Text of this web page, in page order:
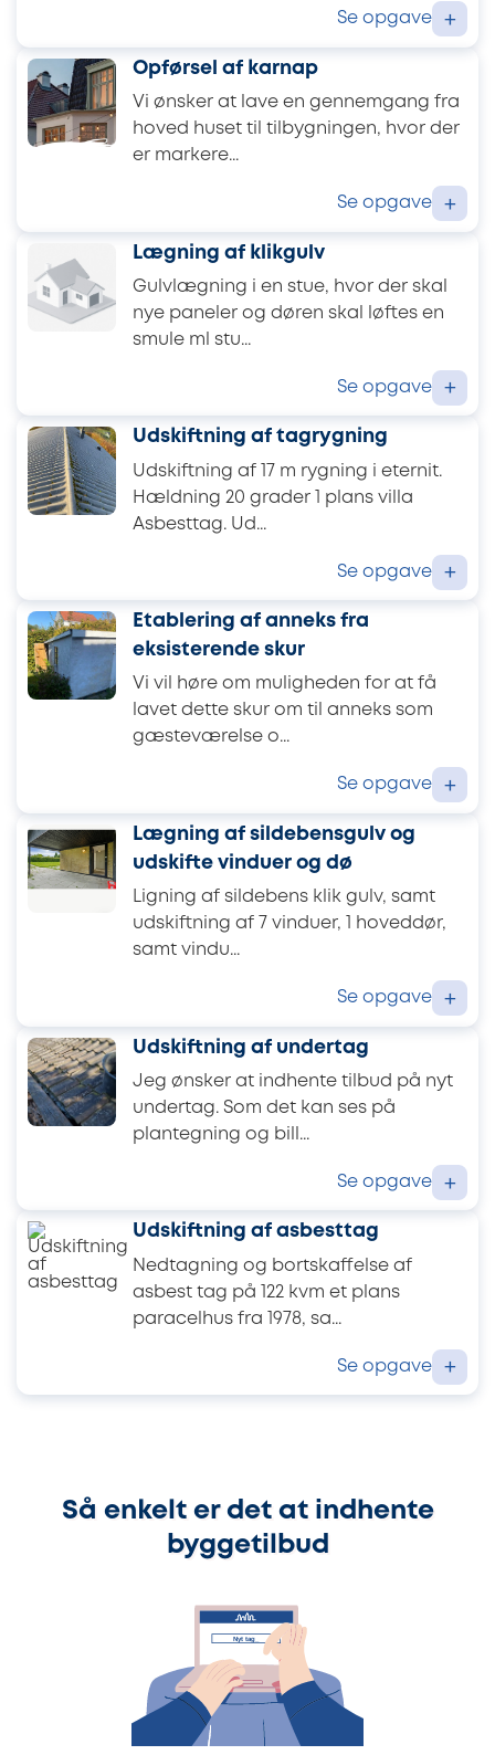
Se opgave +
Opførsel af karnap
Vi ønsker at lave en gennemgang fra
hoved huset til tilbygningen, hvor der
er markere...
Se opgave +
Lægning af klikgulv
Gulvlægning i en stue, hvor der skal
nye paneler og døren skal løftes en
smule ml stu...
Se opgave +
Udskiftning af tagrygning
Udskiftning af 17 m rygning i eternit.
Hældning 20 grader 1 plans villa
Asbesttag. Ud...
Se opgave +
Etablering af anneks fra
eksisterende skur
Vi vil høre om muligheden for at få
lavet dette skur om til anneks som
gæsteværelse o...
Se opgave +
Lægning af sildebensgulv og
udskifte vinduer og dø
Ligning af sildebens klik gulv, samt
udskiftning af 7 vinduer, 1 hoveddør,
samt vindu...
Se opgave +
Udskiftning af undertag
Jeg ønsker at indhente tilbud på nyt
undertag. Som det kan ses på
plantegning og bill...
Se opgave +
Udskiftning af asbesttag
Nedtagning og bortskaffelse af
asbest tag på 122 kvm et plans
paracelhus fra 1978, sa...
Se opgave +
Så enkelt er det at indhente
byggetilbud